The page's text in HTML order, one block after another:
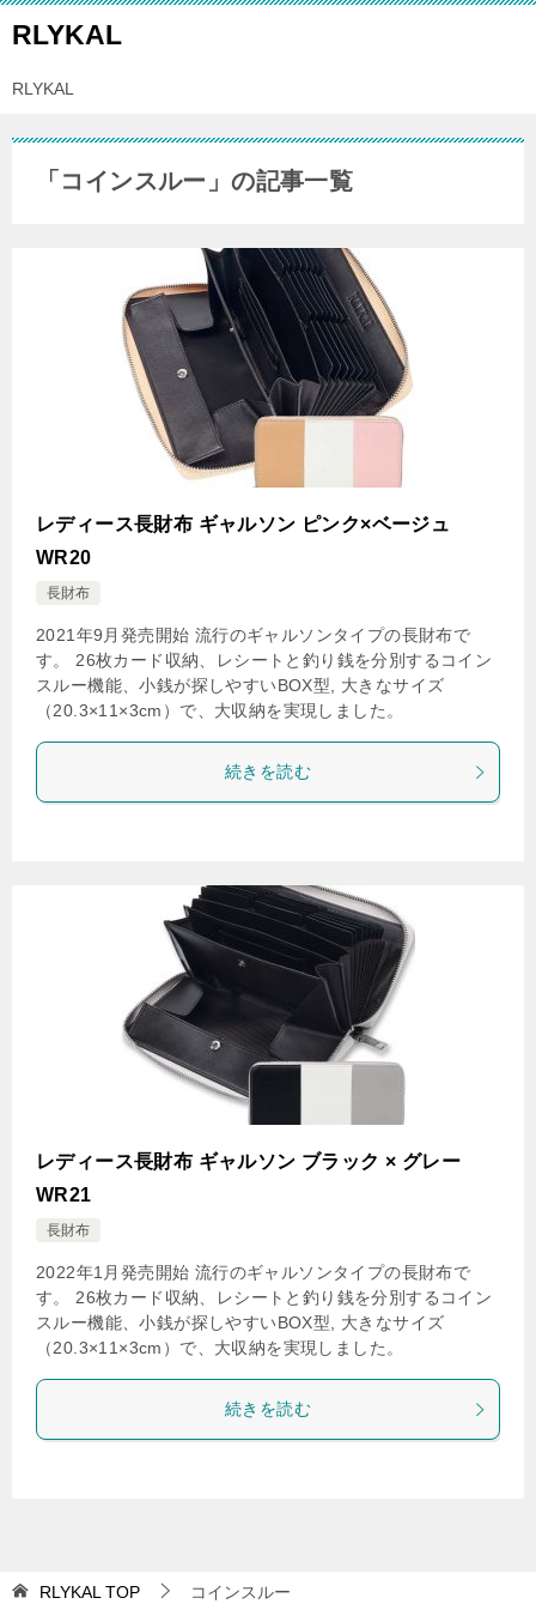
RLYKAL
RLYKAL
「コインスルー」の記事一覧
レディース長財布 ギャルソン ピンク×ベージュ
WR20
長財布
2021年9月発売開始 流行のギャルソンタイプの長財布で
す。 26枚カード収納、レシートと釣り銭を分別するコイン
スルー機能、小銭が探しやすいBOX型, 大きなサイズ
（20.3×11×3cm）で、大収納を実現しました。
続きを読む
レディース長財布 ギャルソン ブラック × グレー
WR21
長財布
2022年1月発売開始 流行のギャルソンタイプの長財布で
す。 26枚カード収納、レシートと釣り銭を分別するコイン
スルー機能、小銭が探しやすいBOX型, 大きなサイズ
（20.3×11×3cm）で、大収納を実現しました。
続きを読む
RLYKAL TOP コインスルー